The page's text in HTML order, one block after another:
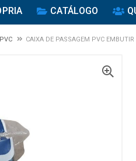
CATÁLOGO
CAIXA DE PASSAGEM PVC